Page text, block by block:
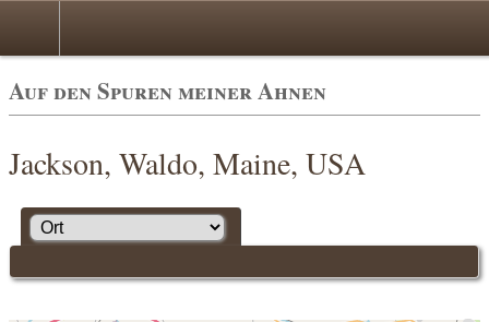
Auf den Spuren meiner Ahnen
Jackson, Waldo, Maine, USA